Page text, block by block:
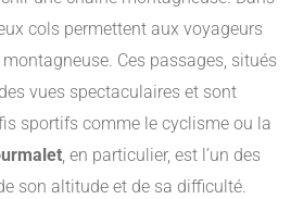
cols permettent aux voyageurs
Ces passages, situés
vues spectaculaires et sont
sportifs comme le cyclisme ou la
, en particulier, est l’un des
son altitude et de sa difficulté.